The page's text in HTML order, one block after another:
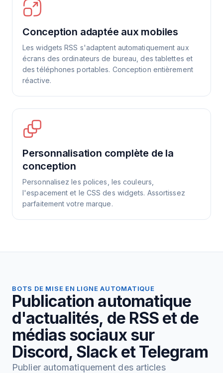
Conception adaptée aux mobiles
Les widgets RSS s'adaptent automatiquement aux
écrans des ordinateurs de bureau, des tablettes et
des téléphones portables. Conception entièrement
réactive.
Personnalisation complète de la
conception
Personnalisez les polices, les couleurs,
l'espacement et le CSS des widgets. Assortissez
parfaitement votre marque.
BOTS DE MISE EN LIGNE AUTOMATIQUE
Publication automatique
d'actualités, de RSS et de
médias sociaux sur
Discord, Slack et Telegram
Publier automatiquement des articles